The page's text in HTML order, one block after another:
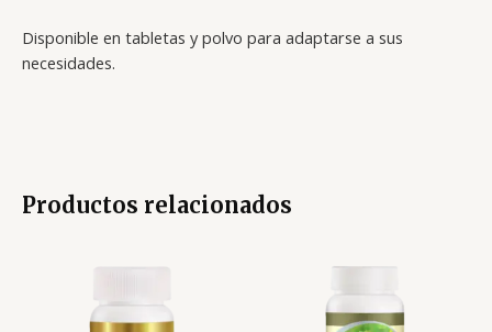
Disponible en tabletas y polvo para adaptarse a sus
necesidades.
Productos relacionados